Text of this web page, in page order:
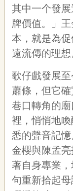
其中一个發
牌價值。」
本，就是為
遠流傳的理想
歌仔戲發展至
蕭條，但它
巷口轉角的
裡，悄悄地
悉的聲音記
金櫻與陳孟
著自身專業
句重新拾起母